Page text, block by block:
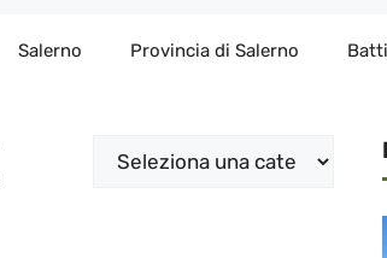
Salerno Provincia di Salerno
Categorie